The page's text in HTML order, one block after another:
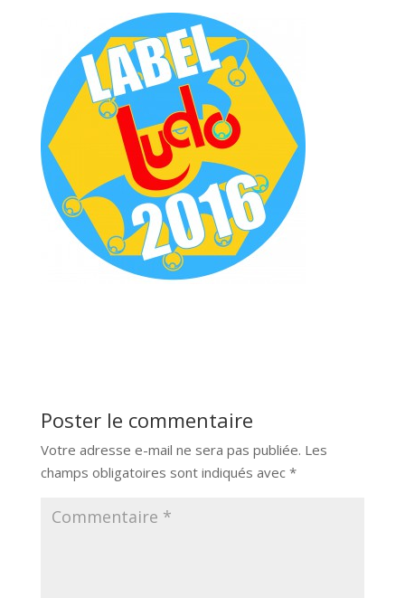
Poster le commentaire
Votre adresse e-mail ne sera pas publiée. Les
champs obligatoires sont indiqués avec *